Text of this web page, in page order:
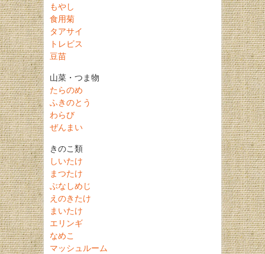
もやし
食用菊
タアサイ
トレビス
豆苗
山菜・つま物
たらのめ
ふきのとう
わらび
ぜんまい
きのこ類
しいたけ
まつたけ
ぶなしめじ
えのきたけ
まいたけ
エリンギ
なめこ
マッシュルーム